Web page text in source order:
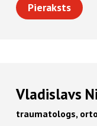
Pieraksts
Vladislavs
traumatologs,